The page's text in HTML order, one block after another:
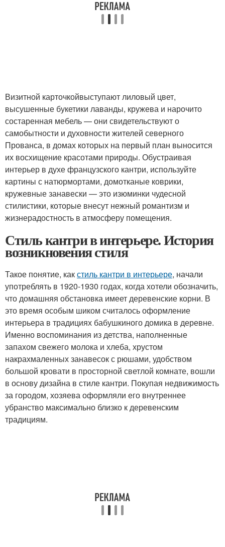
Визитной карточкойвыступают лиловый цвет,
высушенные букетики лаванды, кружева и нарочито
состаренная мебель — они свидетельствуют о
самобытности и духовности жителей северного
Прованса, в домах которых на первый план выносится
их восхищение красотами природы. Обустраивая
интерьер в духе французского кантри, используйте
картины с натюрмортами, домотканые коврики,
кружевные занавески — это изюминки чудесной
стилистики, которые внесут нежный романтизм и
жизнерадостность в атмосферу помещения.
Стиль кантри в интерьере. История
возникновения стиля
Такое понятие, какстиль кантри в интерьере, начали
употреблять в 1920-1930 годах, когда хотели обозначить,
что домашняя обстановка имеет деревенские корни. В
это время особым шиком считалось оформление
интерьера в традициях бабушкиного домика в деревне.
Именно воспоминания из детства, наполненные
запахом свежего молока и хлеба, хрустом
накрахмаленных занавесок с рюшами, удобством
большой кровати в просторной светлой комнате, вошли
в основу дизайна в стиле кантри. Покупая недвижимость
за городом, хозяева оформляли его внутреннее
убранство максимально близко к деревенским
традициям.